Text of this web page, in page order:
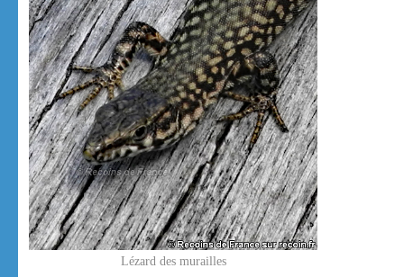
Lézard des murailles